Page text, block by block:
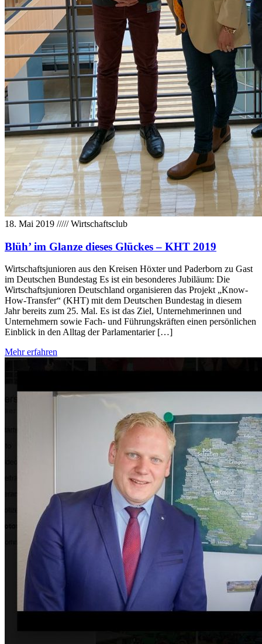
18. Mai 2019 /////Wirtschaftsclub
Blüh’ im Glanze dieses Glückes – KHT 2019
Wirtschaftsjunioren aus den Kreisen Höxter und Paderborn zu Gast
im Deutschen Bundestag Es ist ein besonderes Jubiläum: Die
Wirtschaftsjunioren Deutschland organisieren das Projekt „Know-
How-Transfer“ (KHT) mit dem Deutschen Bundestag in diesem
Jahr bereits zum 25. Mal. Es ist das Ziel, Unternehmerinnen und
Unternehmern sowie Fach- und Führungskräften einen persönlichen
Einblick in den Alltag der Parlamentarier […]
Mehr erfahren